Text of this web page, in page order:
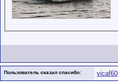
Пользователь сказал cпасибо: vicaf60